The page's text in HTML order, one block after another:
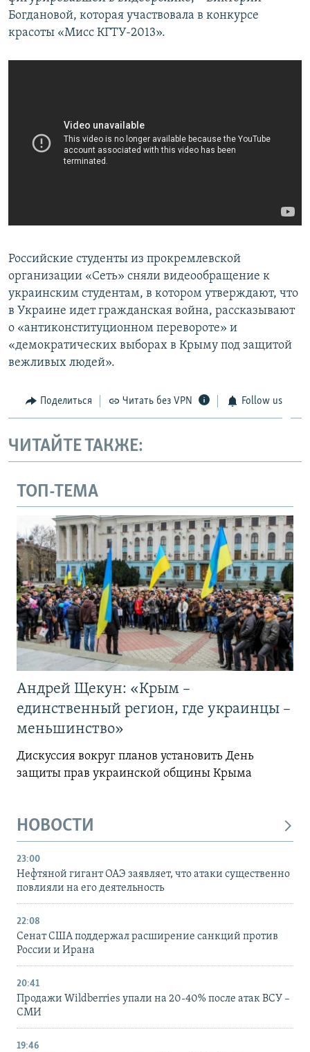
Богдановой, которая участвовала в конкурсе
красоты «Мисс КГТУ-2013».
Российские студенты из прокремлевской
организации «Сеть» сняли видеообращение к
украинским студентам, в котором утверждают, что
в Украине идет гражданская война, рассказывают
о «антиконституционном перевороте» и
«демократических выборах в Крыму под защитой
вежливых людей».
Поделиться Читать без VPN Follow us
ЧИТАЙТЕ ТАКЖЕ:
ТОП-ТЕМА
Андрей Щекун: «Крым –
единственный регион, где украинцы –
меньшинство»
Дискуссия вокруг планов установить День
защиты прав украинской общины Крыма
НОВОСТИ
23:00
Нефтяной гигант ОАЭ заявляет, что атаки существенно
повлияли на его деятельность
22:08
Сенат США поддержал расширение санкций против
России и Ирана
20:41
Продажи Wildberries упали на 20-40% после атак ВСУ –
СМИ
19:46